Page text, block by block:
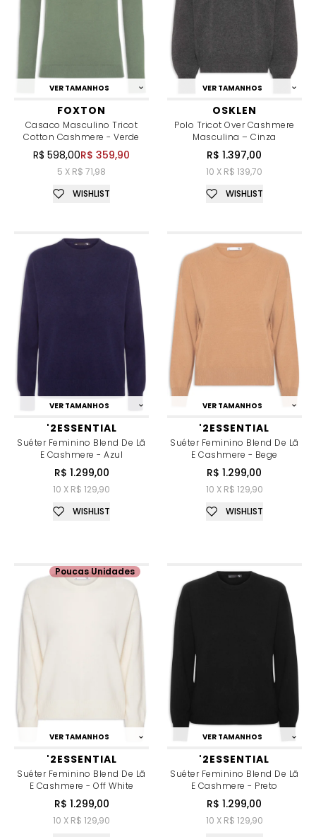
VER TAMANHOS
FOXTON
Casaco Masculino Tricot
Cotton Cashmere - Verde
R$ 598,00R$ 359,90
5 X R$ 71,98
WISHLIST
VER TAMANHOS
OSKLEN
Polo Tricot Over Cashmere
Masculina – Cinza
R$ 1.397,00
10 X R$ 139,70
WISHLIST
VER TAMANHOS
'2ESSENTIAL
Suéter Feminino Blend De Lã
E Cashmere - Azul
R$ 1.299,00
10 X R$ 129,90
WISHLIST
VER TAMANHOS
'2ESSENTIAL
Suéter Feminino Blend De Lã
E Cashmere - Bege
R$ 1.299,00
10 X R$ 129,90
WISHLIST
VER TAMANHOS
'2ESSENTIAL
Suéter Feminino Blend De Lã
E Cashmere - Off White
R$ 1.299,00
10 X R$ 129,90
Poucas Unidades
VER TAMANHOS
'2ESSENTIAL
Suéter Feminino Blend De Lã
E Cashmere - Preto
R$ 1.299,00
10 X R$ 129,90